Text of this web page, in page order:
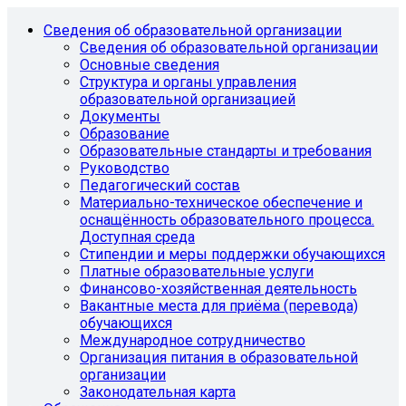
Сведения об образовательной организации
Сведения об образовательной организации
Основные сведения
Структура и органы управления
образовательной организацией
Документы
Образование
Образовательные стандарты и требования
Руководство
Педагогический состав
Материально-техническое обеспечение и
оснащённость образовательного процесса.
Доступная среда
Стипендии и меры поддержки обучающихся
Платные образовательные услуги
Финансово-хозяйственная деятельность
Вакантные места для приёма (перевода)
обучающихся
Международное сотрудничество
Организация питания в образовательной
организации
Законодательная карта